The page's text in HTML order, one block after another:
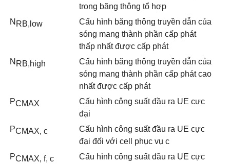
trong băng thông tổ hợp
N RB,low
Cấu hình băng thông truyền dẫn của
sóng mang thành phần cấp phát
thấp nhất được cấp phát
N RB,high
Cấu hình băng thông truyền dẫn của
sóng mang thành phần cấp phát cao
nhất được cấp phát
PCMAX
Cấu hình công suất đầu ra UE cực
đại
PCMAX, c
Cấu hình công suất đầu ra UE cực
đại đối với cell phục vụ c
PCMAX, f, c
Cấu hình công suất đầu ra UE cực